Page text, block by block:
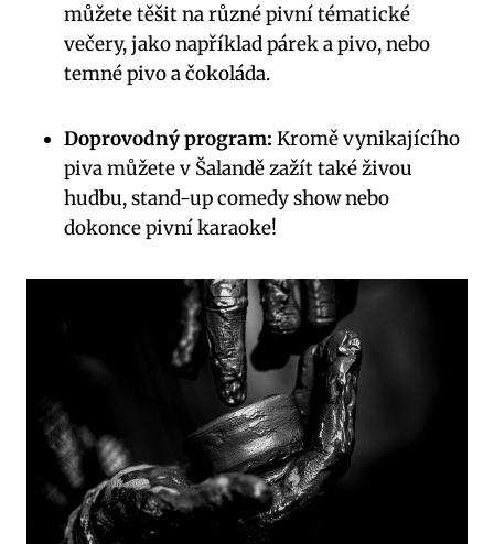
můžete těšit na různé pivní tématické
večery, jako například párek a pivo, nebo
temné pivo a čokoláda.
Doprovodný program: Kromě vynikajícího
piva můžete v Šalandě zažít také živou
hudbu, stand-up comedy show nebo
dokonce pivní karaoke!